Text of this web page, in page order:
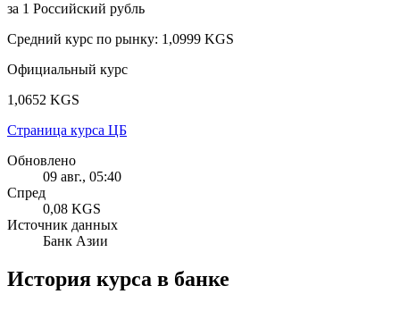
за 1 Российский рубль
Средний курс по рынку: 1,0999 KGS
Официальный курс
1,0652 KGS
Страница курса ЦБ
Обновлено
09 авг., 05:40
Спред
0,08 KGS
Источник данных
Банк Азии
История курса в банке